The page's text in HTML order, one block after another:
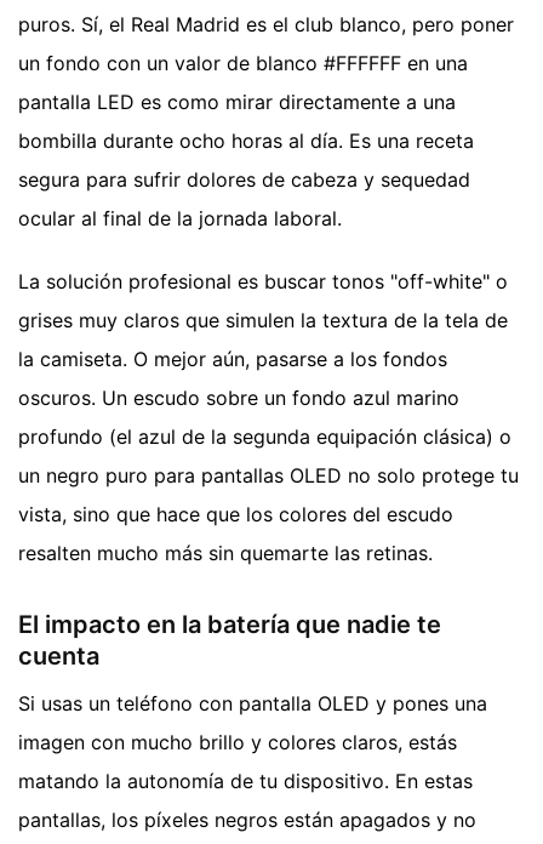
puros. Sí, el Real Madrid es el club blanco, pero poner
un fondo con un valor de blanco #FFFFFF en una
pantalla LED es como mirar directamente a una
bombilla durante ocho horas al día. Es una receta
segura para sufrir dolores de cabeza y sequedad
ocular al final de la jornada laboral.
La solución profesional es buscar tonos "off-white" o
grises muy claros que simulen la textura de la tela de
la camiseta. O mejor aún, pasarse a los fondos
oscuros. Un escudo sobre un fondo azul marino
profundo (el azul de la segunda equipación clásica) o
un negro puro para pantallas OLED no solo protege tu
vista, sino que hace que los colores del escudo
resalten mucho más sin quemarte las retinas.
El impacto en la batería que nadie te
cuenta
Si usas un teléfono con pantalla OLED y pones una
imagen con mucho brillo y colores claros, estás
matando la autonomía de tu dispositivo. En estas
pantallas, los píxeles negros están apagados y no